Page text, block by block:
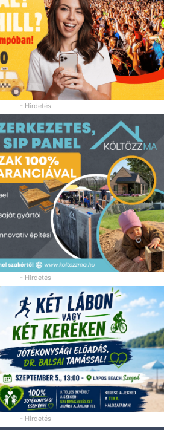
- Hirdetés -
- Hirdetés -
- Hirdetés -